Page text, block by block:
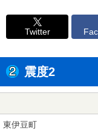
Twitter
震度2
東伊豆町